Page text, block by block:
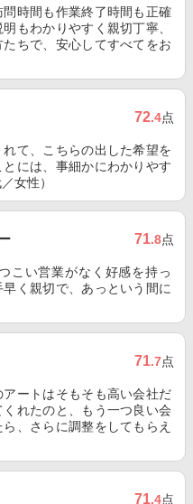
時間も作業終了時間も正確
もわかりやすく親切丁寧、
ちで、安心してすべてをお
72.4点
て、こちらの出した希望を
には、事細かにわかりやす
女性）
71.8点
こい営業がなく好感を持っ
く親切で、あっという間に
71.7点
ートはそもそも高い会社だ
れたのと、もう一つ良い会
、さらに調整をしてもらえ
71.4点